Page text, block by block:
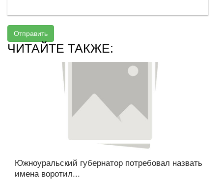
Отправить
ЧИТАЙТЕ ТАКЖЕ:
Южноуральский губернатор потребовал назвать
имена воротил...